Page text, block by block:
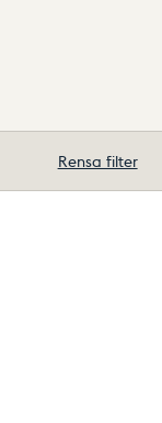
Rensa filter